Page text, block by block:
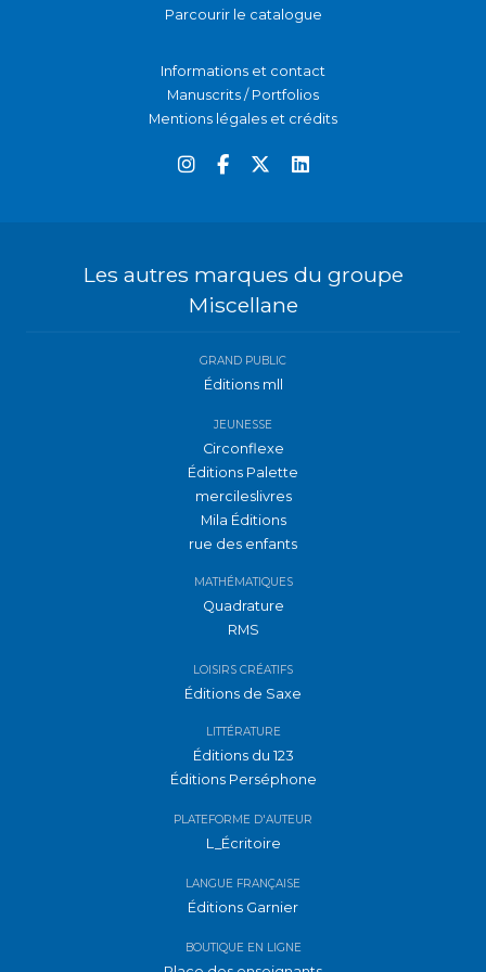
Parcourir le catalogue
Informations et contact
Manuscrits / Portfolios
Mentions légales et crédits
Les autres marques du groupe
Miscellane
GRAND PUBLIC
Éditions mll
JEUNESSE
Circonflexe
Éditions Palette
mercileslivres
Mila Éditions
rue des enfants
MATHÉMATIQUES
Quadrature
RMS
LOISIRS CRÉATIFS
Éditions de Saxe
LITTÉRATURE
Éditions du 123
Éditions Perséphone
PLATEFORME D'AUTEUR
L_Écritoire
LANGUE FRANÇAISE
Éditions Garnier
BOUTIQUE EN LIGNE